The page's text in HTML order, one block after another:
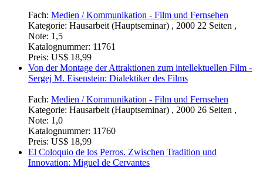
Fach: Medien / Kommunikation - Film und Fernsehen
Kategorie: Hausarbeit (Hauptseminar) , 2000 22 Seiten ,
Note: 1,5
Katalognummer: 11761
Preis: US$ 18,99
Von der Montage der Attraktionen zum intellektuellen Film -
Sergej M. Eisenstein: Dialektiker des Films
Fach: Medien / Kommunikation - Film und Fernsehen
Kategorie: Hausarbeit (Hauptseminar) , 2000 26 Seiten ,
Note: 1,0
Katalognummer: 11760
Preis: US$ 18,99
El Coloquio de los Perros. Zwischen Tradition und
Innovation: Miguel de Cervantes